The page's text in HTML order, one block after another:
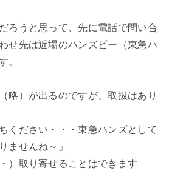
ろうと思って、先に電話で問い合
せ先は近場のハンズビー（東急ハ
。
略）が出るのですが、取扱はあり
ください・・・東急ハンズとして
ませんね～」
）取り寄せることはできます